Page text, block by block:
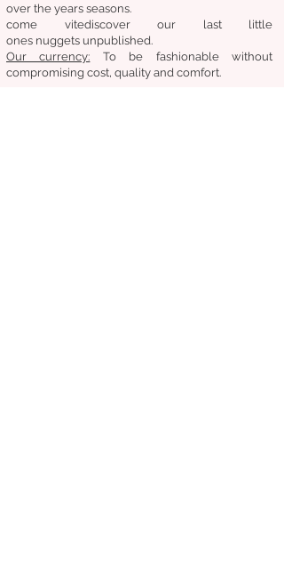
over the years seasons.
come vitediscoverour last little
ones nuggets unpublished.
Our currency:
To be fashionable without
compromising cost, quality and comfort.